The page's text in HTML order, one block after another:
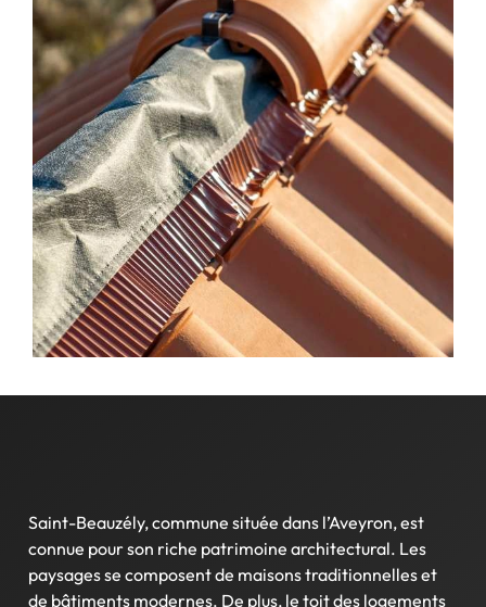
Saint-Beauzély, commune située dans l’Aveyron, est
connue pour son riche patrimoine architectural. Les
paysages se composent de maisons traditionnelles et
de bâtiments modernes. De plus, le toit des logements